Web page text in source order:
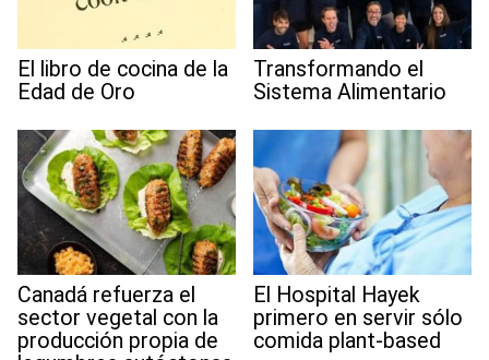
El libro de cocina de la
Edad de Oro
Transformando el
Sistema Alimentario
Canadá refuerza el
sector vegetal con la
producción propia de
El Hospital Hayek
primero en servir sólo
comida plant-based